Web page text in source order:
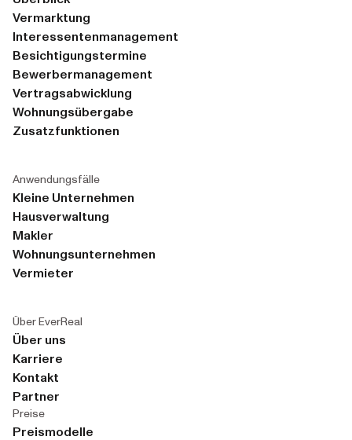
Vermarktung
Interessentenmanagement
Besichtigungstermine
Bewerbermanagement
Vertragsabwicklung
Wohnungsübergabe
Zusatzfunktionen
Anwendungsfälle
Kleine Unternehmen
Hausverwaltung
Makler
Wohnungsunternehmen
Vermieter
Über EverReal
Über uns
Karriere
Kontakt
Partner
Preise
Preismodelle